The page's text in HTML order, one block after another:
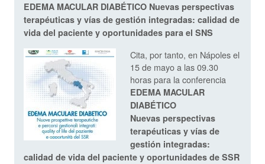
EDEMA MACULAR DIABÉTICO Nuevas perspectivas
terapéuticas y vías de gestión integradas: calidad de
vida del paciente y oportunidades para el SNS
Cita, por tanto, en Nápoles el
15 de mayo a las 09.30
horas para la conferencia
EDEMA MACULAR
DIABÉTICO
Nuevas perspectivas
terapéuticas y vías de
gestión integradas:
calidad de vida del paciente y oportunidades de SSR